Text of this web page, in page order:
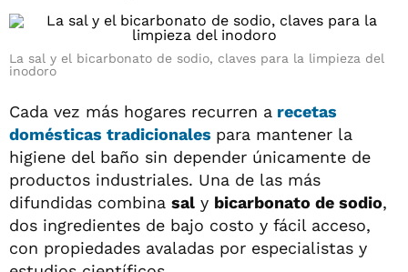
La sal y el bicarbonato de sodio, claves para la limpieza del
inodoro
Cada vez más hogares recurren a recetas
domésticas tradicionales para mantener la
higiene del baño sin depender únicamente de
productos industriales. Una de las más
difundidas combina sal y bicarbonato de sodio,
dos ingredientes de bajo costo y fácil acceso,
con propiedades avaladas por especialistas y